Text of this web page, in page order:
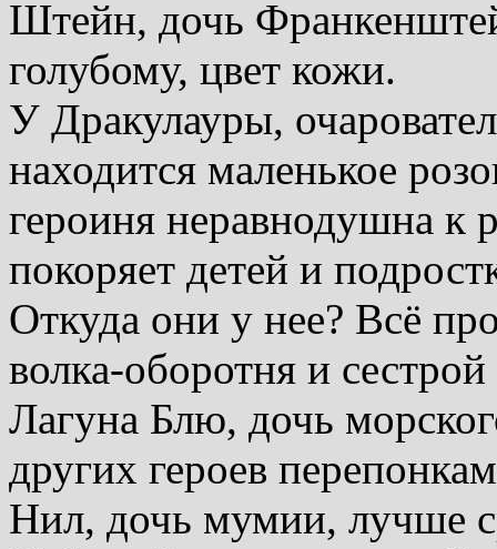
Штейн, дочь
голубому, цвет кожи.
У Дракулауры,
находится маленькое
героиня неравнодушна к
покоряет детей и
Откуда они у нее? Всё
волка-оборотня и
Лагуна Блю, дочь
других героев
Нил, дочь мумии, лучше